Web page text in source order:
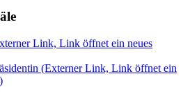
Link, Link öffnet ein neues
(Externer Link, Link öffnet ein